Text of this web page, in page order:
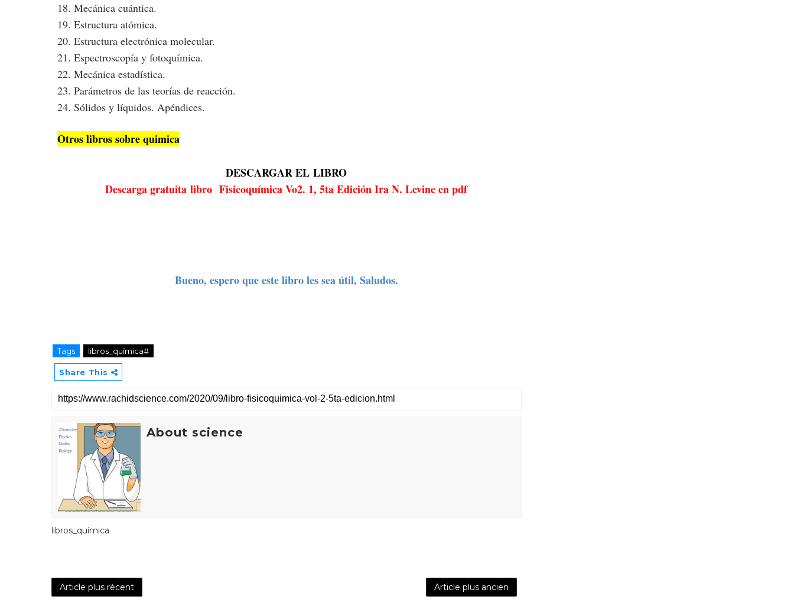
18. Mecánica cuántica.
19. Estructura atómica.
20. Estructura electrónica molecular.
21. Espectroscopía y fotoquímica.
22. Mecánica estadística.
23. Parámetros de las teorías de reacción.
24. Sólidos y líquidos. Apéndices.
Otros libros sobre quimica
DESCARGAR ELLIBRO
Descarga gratuitalibro Fisicoquímica Vo2. 1, 5ta Edición Ira N. Levine en pdf
Bueno, espero que este libro les sea útil, Saludos.
Tags libros_química#
Share This
About science
libros_química
Article plus récent Article plus ancien